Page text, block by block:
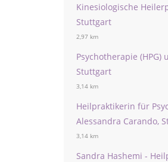
Kinesiologische
Stuttgart
2,97 km
Psychotherapie (HPG)
Stuttgart
3,14 km
Heilpraktikerin für
Alessandra Carando,
3,14 km
Sandra Hashemi -